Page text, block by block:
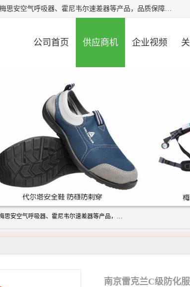
北京中创汇安科贸有限公司专业生产救援三脚架、天鹰4X气体检测仪、梅思安空气呼吸器、霍尼韦尔速差器等产品，品质保障，价格合理，欢迎在线致电咨询。
公司首页 供应商机 企业视频
北京中创汇安科贸有限公司专业生产救援三脚架、天鹰4X气体检测仪、梅思安空气呼吸器、霍尼韦尔速差器等产品，品质保障，价格合理，欢迎在线致电咨询。
南京雷克兰C级防化